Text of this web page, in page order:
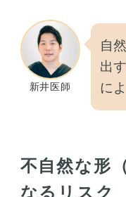
新井医師
自
出
に
不自然な形
なるリスク